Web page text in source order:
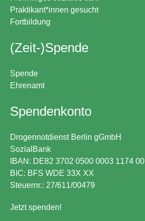
Praktikant*innen gesucht
Fortbildung
(Zeit-)Spende
Spende
Ehrenamt
Spendenkonto
Drogennotdienst Berlin gGmbH
SozialBank
IBAN: DE82 3702 0500 0003 1174 00
BIC: BFS WDE 33X XX
Steuernr.: 27/611/00479
Jetzt spenden!